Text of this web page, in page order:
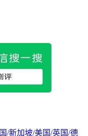
/新加坡/美国/英国/德